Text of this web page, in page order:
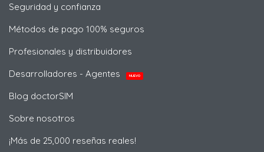
Seguridad y confianza
Métodos de pago 100% seguros
Profesionales y distribuidores
Desarrolladores - Agentes
NUEVO
Blog doctorSIM
Sobre nosotros
¡Más de 25,000 reseñas reales!